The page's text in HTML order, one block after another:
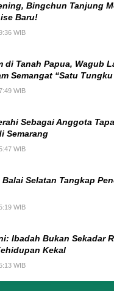
Bingchun Tanjung
Baru!
WIB
di Tanah Papua, Wagub
Semangat “Satu
WIB
Sebagai Anggota
Semarang
WIB
Selatan Tangkap
WIB
Ibadah Bukan Sekadar
Kekal
WIB